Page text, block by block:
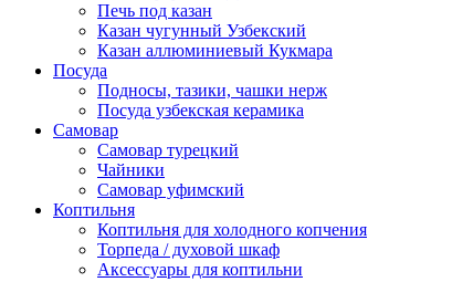
Печь под казан
Казан чугунный Узбекский
Казан аллюминиевый Кукмара
Посуда
Подносы, тазики, чашки нерж
Посуда узбекская керамика
Самовар
Самовар турецкий
Чайники
Самовар уфимский
Коптильня
Коптильня для холодного копчения
Торпеда / духовой шкаф
Аксессуары для коптильни